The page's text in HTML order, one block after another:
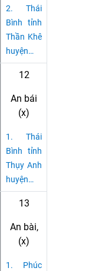
2. Thái
Bình tỉnh
Thần Khê
huyện…
12
An bái
(x)
1. Thái
Bình tỉnh
Thụy Anh
huyện…
13
An bài,
(x)
1. Phúc